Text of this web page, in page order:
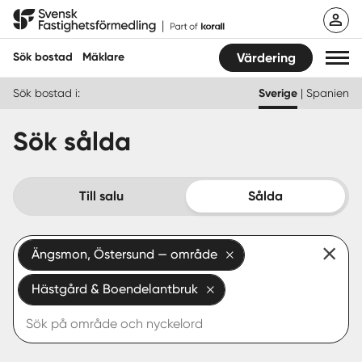
Hoppa
Svensk Fastighetsförmedling
Sök bostad Mäklare Värdering
Hitta mäklare
Köpa
Guider
Start
Logga in
Sök bostad i: Sverige | Spanien
Sök sålda
Till salu Sålda
Ängsmon, Östersund — område
Hästgård & Boendelantbruk